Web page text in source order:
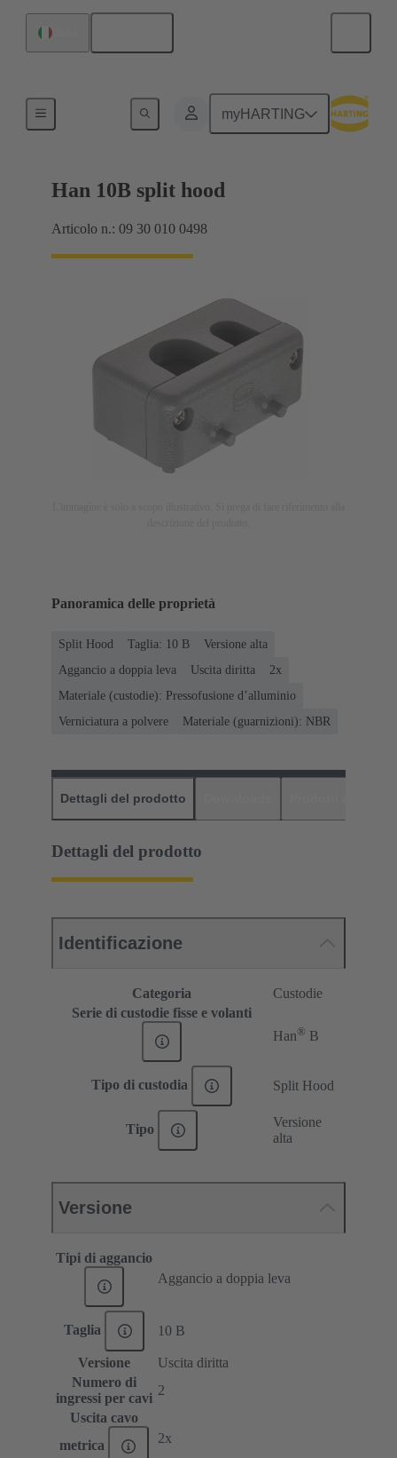
myHARTING
Per applicazioni industriali
Han 10B split hood
Articolo n.: 09 30 010 0498
Panoramica delle proprietà
Split Hood Taglia: 10 B
Versione alta
Aggancio a doppia leva
Uscita diritta
2x
Materiale (custodie): Pressofusione d’alluminio
Verniciatura a polvere
Materiale (guarnizioni): NBR
Dettagli del prodotto
Dettagli del prodotto
Identificazione
Categoria
Custodie
Serie di custodie fisse e volanti
Han® B
Tipo di custodia Split Hood
Tipo
Versione
alta
Versione
Tipi di aggancio
Aggancio a doppia leva
Taglia 10 B
Versione
Uscita diritta
Numero di
ingressi per cavi
2
Uscita cavo
metrica
2x